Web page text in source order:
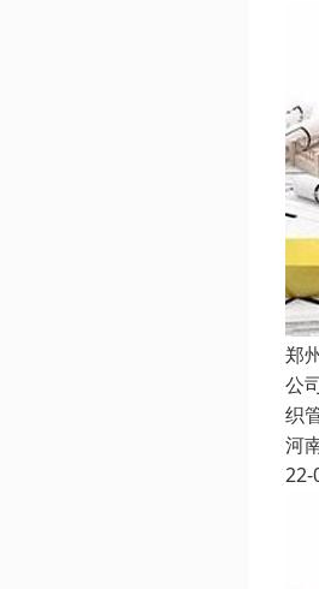
郑
公
织
河
22-